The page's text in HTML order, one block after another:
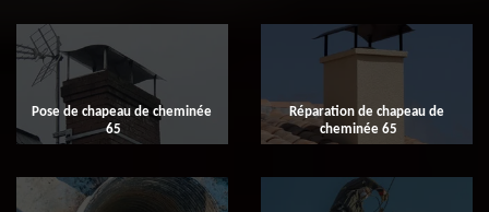
Pose de chapeau de cheminée
65
Réparation de chapeau de
cheminée 65